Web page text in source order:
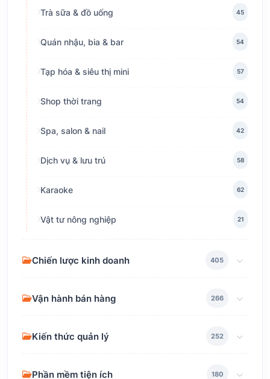
Trà sữa & đồ uống 45
Quán nhậu, bia & bar 54
Tạp hóa & siêu thị mini 57
Shop thời trang 54
Spa, salon & nail 42
Dịch vụ & lưu trú 58
Karaoke 62
Vật tư nông nghiệp 21
Chiến lược kinh doanh 405
Vận hành bán hàng 266
Kiến thức quản lý 252
Phần mềm tiện ích 180